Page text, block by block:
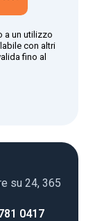
a un utilizzo
con altri
fino al
su 24, 365
0417